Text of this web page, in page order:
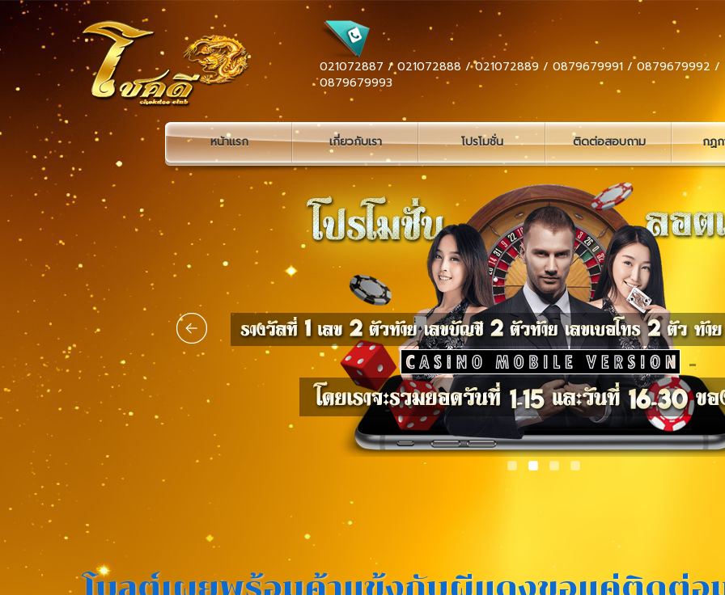
021072887 / 021072888 / 021072889 / 0879679991 / 0879679992 /
0879679993
หน้าแรก เกี่ยวกับเรา โปรโมชั่น ติดต่อสอบถาม กฏ
โบลต์เผยพร้อมค้าแข้งกับผีแดงขอแค่ติดต่อ